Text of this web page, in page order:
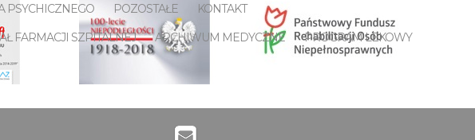
PSYCHICZNEGO POZOSTAŁE
KONTAKT
FARMACJI SZPITALNEJ ARCHIWUM MEDYCZNE PROGRAM LEKOWY